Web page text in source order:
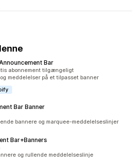
Bar
i altabonnement tilgængeligt
meddelelser på et tilpasset banner
Bar Banner
bannere og marquee-meddelelseslinjer
Bar+Banners
og rullende meddelelseslinje